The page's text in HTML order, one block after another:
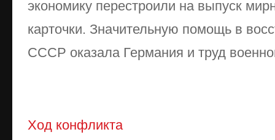
экономику перестроили на выпуск
карточки. Значительную помощь в
СССР оказала Германия и труд
Ход конфликта